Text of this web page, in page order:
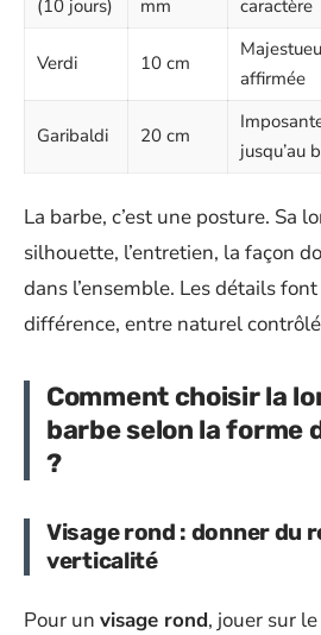
(10 jours)
mm
caractère
Verdi 10 cm
affirmée
Garibaldi 20 cm
jusqu’au
La barbe, c’est une posture. Sa
silhouette, l’entretien, la façon
dans l’ensemble. Les détails
différence, entre naturel
Comment choisir la
barbe selon la forme
?
Visage rond : donner du
verticalité
Pour un visage rond, jouer sur